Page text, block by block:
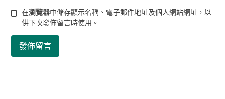
在瀏覽器中儲存顯示名稱、電子郵件地址及個人網站網址，以
供下次發佈留言時使用。